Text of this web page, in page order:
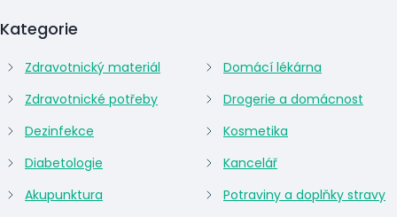
Kategorie
Zdravotnický materiál
Zdravotnické potřeby
Dezinfekce
Diabetologie
Akupunktura
Domácí lékárna
Drogerie a domácnost
Kosmetika
Kancelář
Potraviny a doplňky stravy